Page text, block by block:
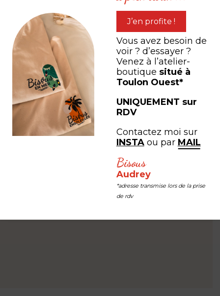
#LEB #LESEDITIONSBISOUS
Magnifique ! Continuez ainsi
De très
J’en profite !
Vous avez besoin de
voir ? d’essayer ?
Venez à l’atelier-
boutique situé à
Toulon Ouest*
UNIQUEMENT sur
RDV
Contactez moi sur
INSTAou par MAIL
Bisous
Audrey
*adresse transmise lors de la prise
de rdv